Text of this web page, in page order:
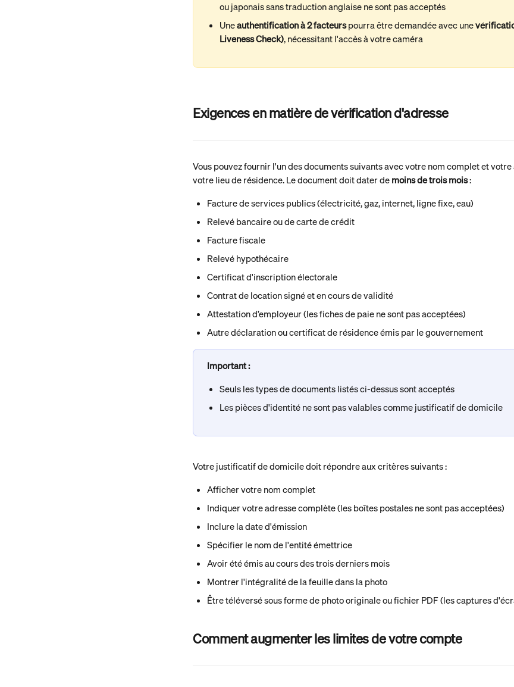
ou japonais sans traduction anglaise ne sont pas acceptés
Une authentification à 2 facteurs pourra être demandée avec une
Liveness Check), nécessitant l'accès à votre caméra
Exigences en matière de vérification d'adresse
Vous pouvez fournir l'un des documents suivants avec votre nom complet et
votre lieu de résidence. Le document doit dater de moins de trois mois :
Facture de services publics (électricité, gaz, internet, ligne fixe, eau)
Relevé bancaire ou de carte de crédit
Facture fiscale
Relevé hypothécaire
Certificat d'inscription électorale
Contrat de location signé et en cours de validité
Attestation d’employeur (les fiches de paie ne sont pas acceptées)
Autre déclaration ou certificat de résidence émis par le gouvernement
Important :
Seuls les types de documents listés ci-dessus sont acceptés
Les pièces d'identité ne sont pas valables comme justificatif de domicile
Votre justificatif de domicile doit répondre aux critères suivants :
Afficher votre nom complet
Indiquer votre adresse complète (les boîtes postales ne sont pas acceptées)
Inclure la date d'émission
Spécifier le nom de l'entité émettrice
Avoir été émis au cours des trois derniers mois
Montrer l'intégralité de la feuille dans la photo
Être téléversé sous forme de photo originale ou fichier PDF (les captures
Comment augmenter les limites de votre compte